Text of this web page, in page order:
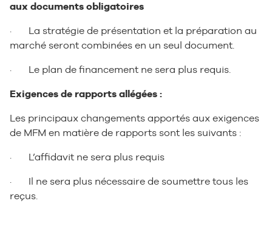
aux documents obligatoires
· La stratégie de présentation et la préparation au
marché seront combinées en un seul document.
· Le plan de financement ne sera plus requis.
Exigences de rapports allégées :
Les principaux changements apportés aux exigences
de MFM en matière de rapports sont les suivants :
· L’affidavit ne sera plus requis
· Il ne sera plus nécessaire de soumettre tous les
reçus.